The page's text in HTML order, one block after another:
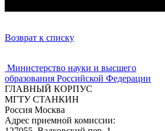
Возврат к списку
Министерство науки и высшего
образования Российской Федерации
ГЛАВНЫЙ КОРПУС
МГТУ СТАНКИН
Россия Москва
Адрес приемной комиссии: